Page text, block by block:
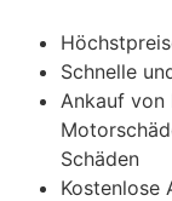
Schnelle
Ankauf von
Schäden
Kostenlose